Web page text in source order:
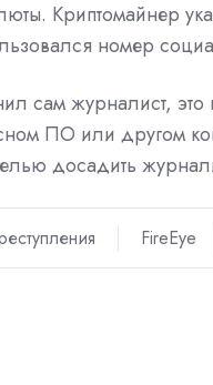
Криптомайнер
номер
сам журналист,
ПО или другом
досадить
FireEye